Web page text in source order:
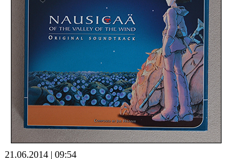
21.06.2014 | 09:54